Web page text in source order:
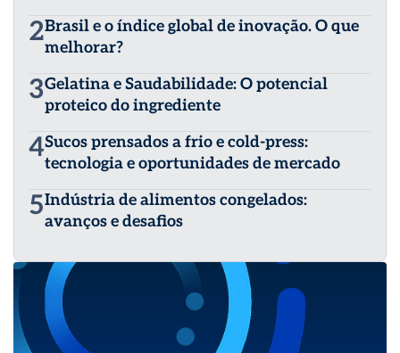
2Brasil e o índice global de inovação. O que
melhorar?
3Gelatina e Saudabilidade: O potencial
proteico do ingrediente
4Sucos prensados a frio e cold-press:
tecnologia e oportunidades de mercado
5Indústria de alimentos congelados:
avanços e desafios